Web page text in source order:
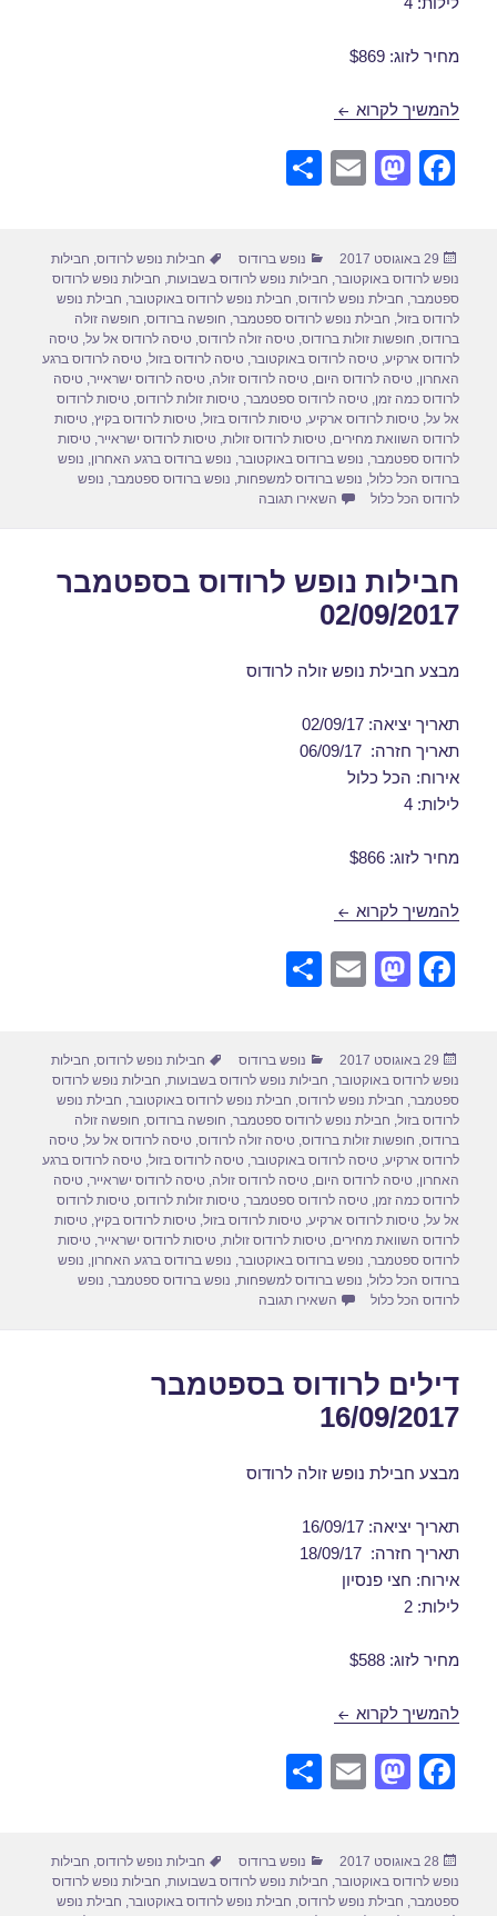
מחיר לזוג: $869
להמשיך לקרוא דילים לרודוס בספטמבר 09/09/2017
F
e
b
o
o
k
M
o
d
o
n
E
e
פורסם
בתאריך
29 באוגוסט 2017 קטגוריות
נופש ברודוס תגיות
חבילות נופש לרודוס חבילות
נופש לרודוס באוקטובר חבילות נופש לרודוס בשבועות חבילות נופש לרודוס
ספטמבר חבילת נופש לרודוס חבילת נופש לרודוס באוקטובר חבילת נופש
לרודוס בזול חבילת נופש לרודוס ספטמבר חופשה ברודוס חופשה זולה
ברודוס חופשות זולות ברודוס ,טיסה זולה לרודוס ,טיסה לרודוס אל על ,טיסה
לרודוס ארקיע ,טיסה לרודוס באוקטובר ,טיסה לרודוס בזול ,טיסה לרודוס ברגע
האחרון ,טיסה לרודוס היום ,טיסה לרודוס זולה ,טיסה לרודוס ישראייר ,טיסה
לרודוס כמה זמן ,טיסה לרודוס ספטמבר ,טיסות זולות לרודוס ,טיסות לרודוס
אל על ,טיסות לרודוס ארקיע ,טיסות לרודוס בזול ,טיסות לרודוס בקיץ ,טיסות
לרודוס השוואת מחירים ,טיסות לרודוס זולות ,טיסות לרודוס ישראייר ,טיסות
לרודוס ספטמבר נופש ברודוס באוקטובר נופש ברודוס ברגע האחרון נופש
ברודוס הכל כלול נופש ברודוס למשפחות נופש ברודוס ספטמבר נופש
לרודוס הכל כלול
השאירו תגובה
חבילות נופש לרודוס בספטמבר
02/09/2017
מבצע חבילת נופש זולה לרודוס
תאריך יציאה: 02/09/17
תאריך חזרה: 06/09/17
אירוח: הכל כלול
לילות: 4
מחיר לזוג: $866
להמשיך לקרוא חבילות נופש לרודוס בספטמבר 02/09/2017
F
e
b
o
o
k
M
o
d
o
n
E
e
פורסם
בתאריך
29 באוגוסט 2017 קטגוריות
נופש ברודוס תגיות
חבילות נופש לרודוס, חבילות
נופש לרודוס באוקטובר, חבילות נופש לרודוס בשבועות, חבילות נופש לרודוס
ספטמבר, חבילת נופש לרודוס, חבילת נופש לרודוס באוקטובר, חבילת נופש
לרודוס בזול, חבילת נופש לרודוס ספטמבר, חופשה ברודוס, חופשה זולה
ברודוס, חופשות זולות ברודוס,טיסה זולה לרודוס,טיסה לרודוס אל על,טיסה
לרודוס ארקיע,טיסה לרודוס באוקטובר,טיסה לרודוס בזול,טיסה לרודוס ברגע
האחרון,טיסה לרודוס היום,טיסה לרודוס זולה,טיסה לרודוס ישראייר,טיסה
לרודוס כמה זמן,טיסה לרודוס ספטמבר,טיסות זולות לרודוס,טיסות לרודוס
אל על,טיסות לרודוס ארקיע,טיסות לרודוס בזול,טיסות לרודוס בקיץ,טיסות
לרודוס השוואת מחירים,טיסות לרודוס זולות,טיסות לרודוס ישראייר,טיסות
לרודוס ספטמבר, נופש ברודוס באוקטובר, נופש ברודוס ברגע האחרון, נופש
ברודוס הכל כלול, נופש ברודוס למשפחות, נופש ברודוס ספטמבר, נופש
לרודוס הכל כלול
השאירו תגובה
דילים לרודוס בספטמבר
16/09/2017
מבצע חבילת נופש זולה לרודוס
תאריך יציאה: 16/09/17
תאריך חזרה: 18/09/17
אירוח: חצי פנסיון
לילות: 2
מחיר לזוג: $588
להמשיך לקרוא דילים לרודוס בספטמבר 16/09/2017
F
e
M
o
E
e
פורסם
בתאריך
28 באוגוסט 2017 קטגוריות
נופש ברודוס תגיות
חבילות נופש לרודוס, חבילות
נופש לרודוס באוקטובר, חבילות נופש לרודוס בשבועות, חבילות נופש לרודוס
ספטמבר, חבילת נופש לרודוס, חבילת נופש לרודוס באוקטובר, חבילת נופש